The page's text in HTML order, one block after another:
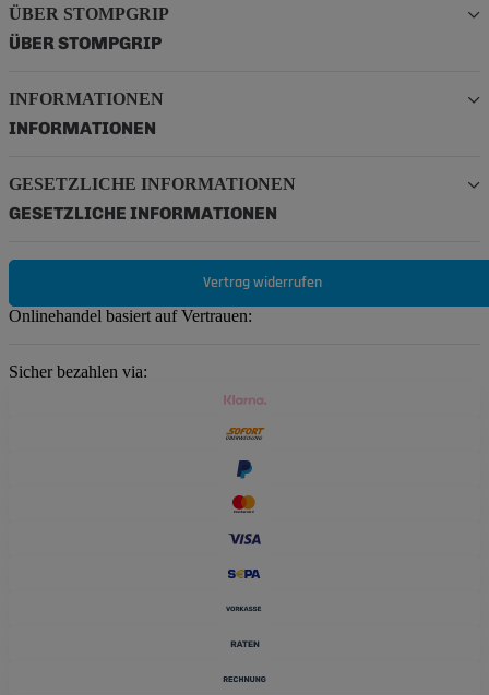
ÜBER STOMPGRIP
ÜBER STOMPGRIP
INFORMATIONEN
INFORMATIONEN
GESETZLICHE INFORMATIONEN
GESETZLICHE INFORMATIONEN
Vertrag widerrufen
Onlinehandel basiert auf Vertrauen:
Sicher bezahlen via: